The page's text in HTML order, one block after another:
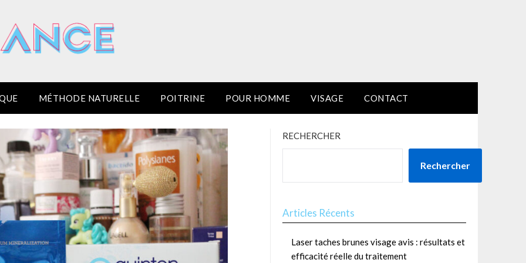
MÉTHODE NATURELLE POITRINE POUR HOMME VISAGE CONTACT
RECHERCHER
Rechercher
Articles Récents
Laser taches brunes visage avis : résultats et
efficacité réelle du traitement